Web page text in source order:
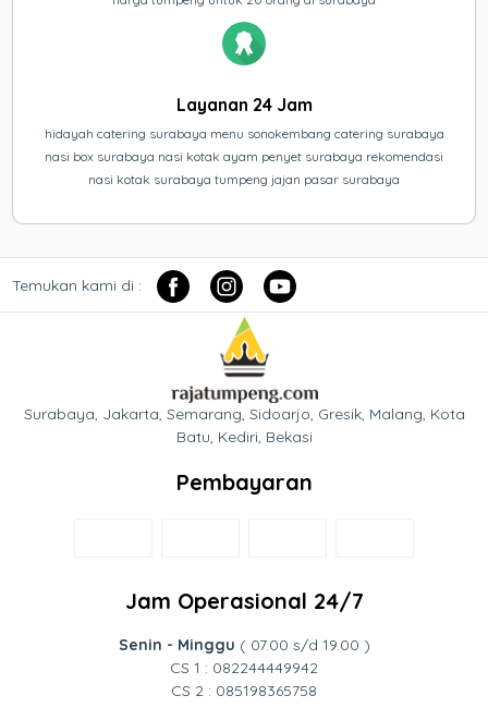
Layanan 24 Jam
hidayah catering surabaya menu sonokembang catering surabaya
nasi box surabaya nasi kotak ayam penyet surabaya rekomendasi
nasi kotak surabaya tumpeng jajan pasar surabaya
Temukan kami di :
Surabaya, Jakarta, Semarang, Sidoarjo, Gresik, Malang, Kota
Batu, Kediri, Bekasi
Pembayaran
Jam Operasional 24/7
Senin - Minggu ( 07.00 s/d 19.00 )
CS 1 : 082244449942
CS 2 : 085198365758